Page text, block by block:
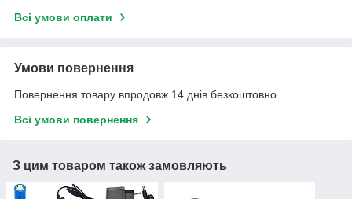
Всі умови оплати
Умови повернення
Повернення товару впродовж 14 днів безкоштовно
Всі умови повернення
З цим товаром також замовляють